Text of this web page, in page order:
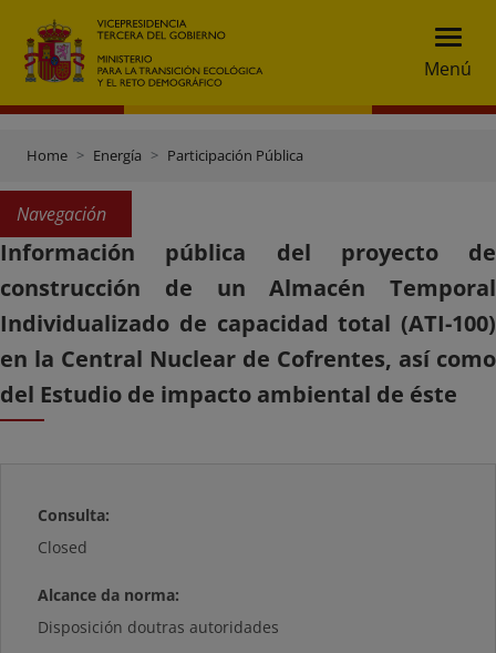
Menú
Home Energía Participación Pública
Navegación
Información pública del proyecto de
construcción de un Almacén Temporal
Individualizado de capacidad total (ATI-100)
en la Central Nuclear de Cofrentes, así como
del Estudio de impacto ambiental de éste
Consulta:
Closed
Alcance da norma:
Disposición doutras autoridades